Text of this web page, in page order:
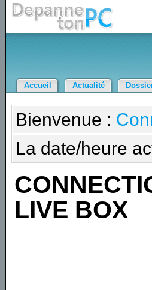
Accueil Actualité
Bienvenue :
La date/heure
LIVE BOX